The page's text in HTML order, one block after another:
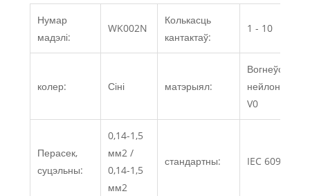
Нумар
мадэлі:
WK002N
Колькасць
кантактаў:
1 - 10
колер: Сіні матэрыял:
нейлон PA66
V0
Перасек,
суцэльны:
0,14-1,5
мм2 /
0,14-1,5
мм2
стандартны: IEC 60947-7-1